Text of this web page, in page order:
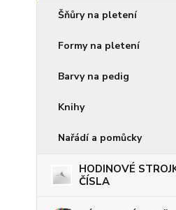
Šňůry na pletení
Formy na pletení
Barvy na pedig
Knihy
Nařádí a pomůcky
HODINOVÉ
ČÍSLA